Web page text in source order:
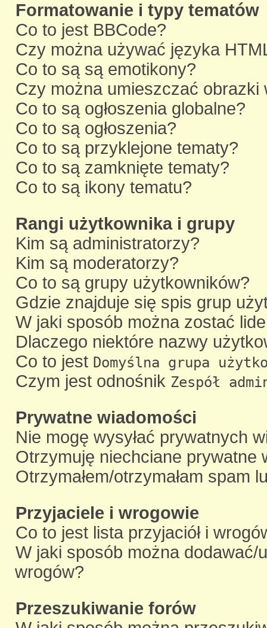
Formatowanie i typy tematów
Co to jest BBCode?
Czy można używać języka
Co to są są emotikony?
Czy można umieszczać obrazki
Co to są ogłoszenia globalne?
Co to są ogłoszenia?
Co to są przyklejone tematy?
Co to są zamknięte tematy?
Co to są ikony tematu?
Rangi użytkownika i grupy
Kim są administratorzy?
Kim są moderatorzy?
Co to są grupy użytkowników?
Gdzie znajduje się spis grup
W jaki sposób można zostać
Dlaczego niektóre nazwy
Co to jest Domyślna grupa
Czym jest odnośnik Zespół
Prywatne wiadomości
Nie mogę wysyłać prywatnych
Otrzymuję niechciane prywatne
Otrzymałem/otrzymałam spam
Przyjaciele i wrogowie
Co to jest lista przyjaciół i
W jaki sposób można dodawać/
wrogów?
Przeszukiwanie forów